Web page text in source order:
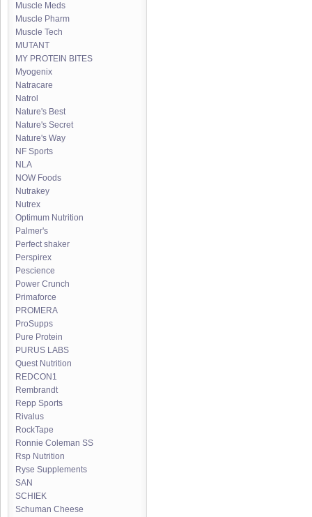
Muscle Meds
Muscle Pharm
Muscle Tech
MUTANT
MY PROTEIN BITES
Myogenix
Natracare
Natrol
Nature's Best
Nature's Secret
Nature's Way
NF Sports
NLA
NOW Foods
Nutrakey
Nutrex
Optimum Nutrition
Palmer's
Perfect shaker
Perspirex
Pescience
Power Crunch
Primaforce
PROMERA
ProSupps
Pure Protein
PURUS LABS
Quest Nutrition
REDCON1
Rembrandt
Repp Sports
Rivalus
RockTape
Ronnie Coleman SS
Rsp Nutrition
Ryse Supplements
SAN
SCHIEK
Schuman Cheese